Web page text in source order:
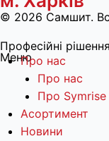
© 2026 Самшит.
Професійні
МенюПро нас
Про нас
Про Symrise
Асортимент
Новини